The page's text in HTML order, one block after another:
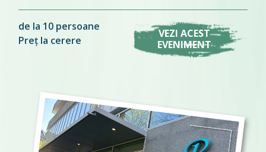
de la 10 persoane
Preț la cerere
VEZI ACEST
EVENIMENT